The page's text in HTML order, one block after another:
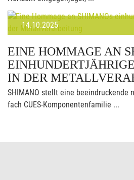
14.10.2025
EINE HOMMAGE AN
IN DER
SHIMANO stellt eine beeindruckende
fach CUES-Komponentenfamilie ...